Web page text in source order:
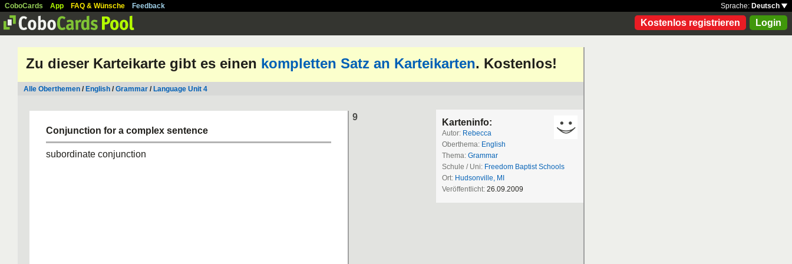
CoboCards App FAQ & Wünsche Feedback Sprache: Deutsch
Kostenlos registrieren Login
Zu dieser Karteikarte gibt es einen kompletten Satz an Karteikarten. Kostenlos!
Alle Oberthemen / English /Grammar / Language Unit 4
9
Conjunction for a complex sentence
subordinate conjunction
Karteninfo:
Autor: Rebecca
Oberthema: English
Thema: Grammar
Schule / Uni: Freedom Baptist Schools
Ort: Hudsonville, MI
Veröffentlicht: 26.09.2009